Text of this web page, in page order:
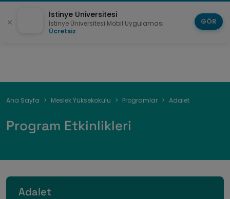
Sayfa
Ana Sayfa Meslek Yüksekokulu Programlar Adalet
Program Etkinlikleri
Adalet
İstinye Üniversitesi
İstinye Üniversitesi Mobil Uygulaması
Ücretsiz
GÖR